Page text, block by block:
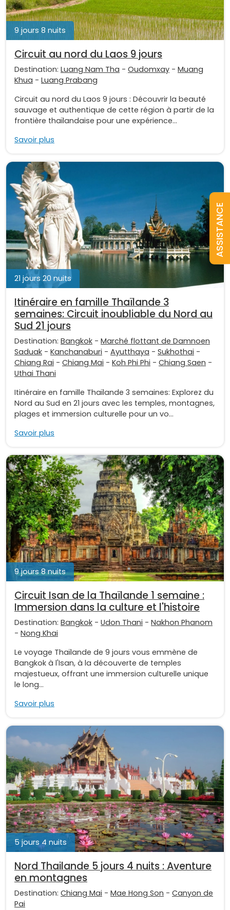
9 jours 8 nuits
Circuit au nord du Laos 9 jours
Destination: Luang Nam Tha - Oudomxay - Muang
Khua - Luang Prabang
Circuit au nord du Laos 9 jours : Découvrir la beauté
sauvage et authentique de cette région à partir de la
frontière thaïlandaise pour une expérience...
Savoir plus
21 jours 20 nuits
Itinéraire en famille Thaïlande 3
semaines: Circuit inoubliable du Nord au
Sud 21 jours
Destination: Bangkok - Marché flottant de Damnoen
Saduak - Kanchanaburi - Ayutthaya - Sukhothai -
Chiang Rai - Chiang Mai - Koh Phi Phi - Chiang Saen -
Uthai Thani
Itinéraire en famille Thaïlande 3 semaines: Explorez du
Nord au Sud en 21 jours avec les temples, montagnes,
plages et immersion culturelle pour un vo...
Savoir plus
9 jours 8 nuits
Circuit Isan de la Thaïlande 1 semaine :
Immersion dans la culture et l'histoire
Destination: Bangkok - Udon Thani - Nakhon Phanom
- Nong Khai
Le voyage Thaïlande de 9 jours vous emmène de
Bangkok à l'Isan, à la découverte de temples
majestueux, offrant une immersion culturelle unique
le long...
Savoir plus
5 jours 4 nuits
Nord Thailande 5 jours 4 nuits : Aventure
en montagnes
Destination: Chiang Mai - Mae Hong Son - Canyon de
Pai
ASSISTANCE